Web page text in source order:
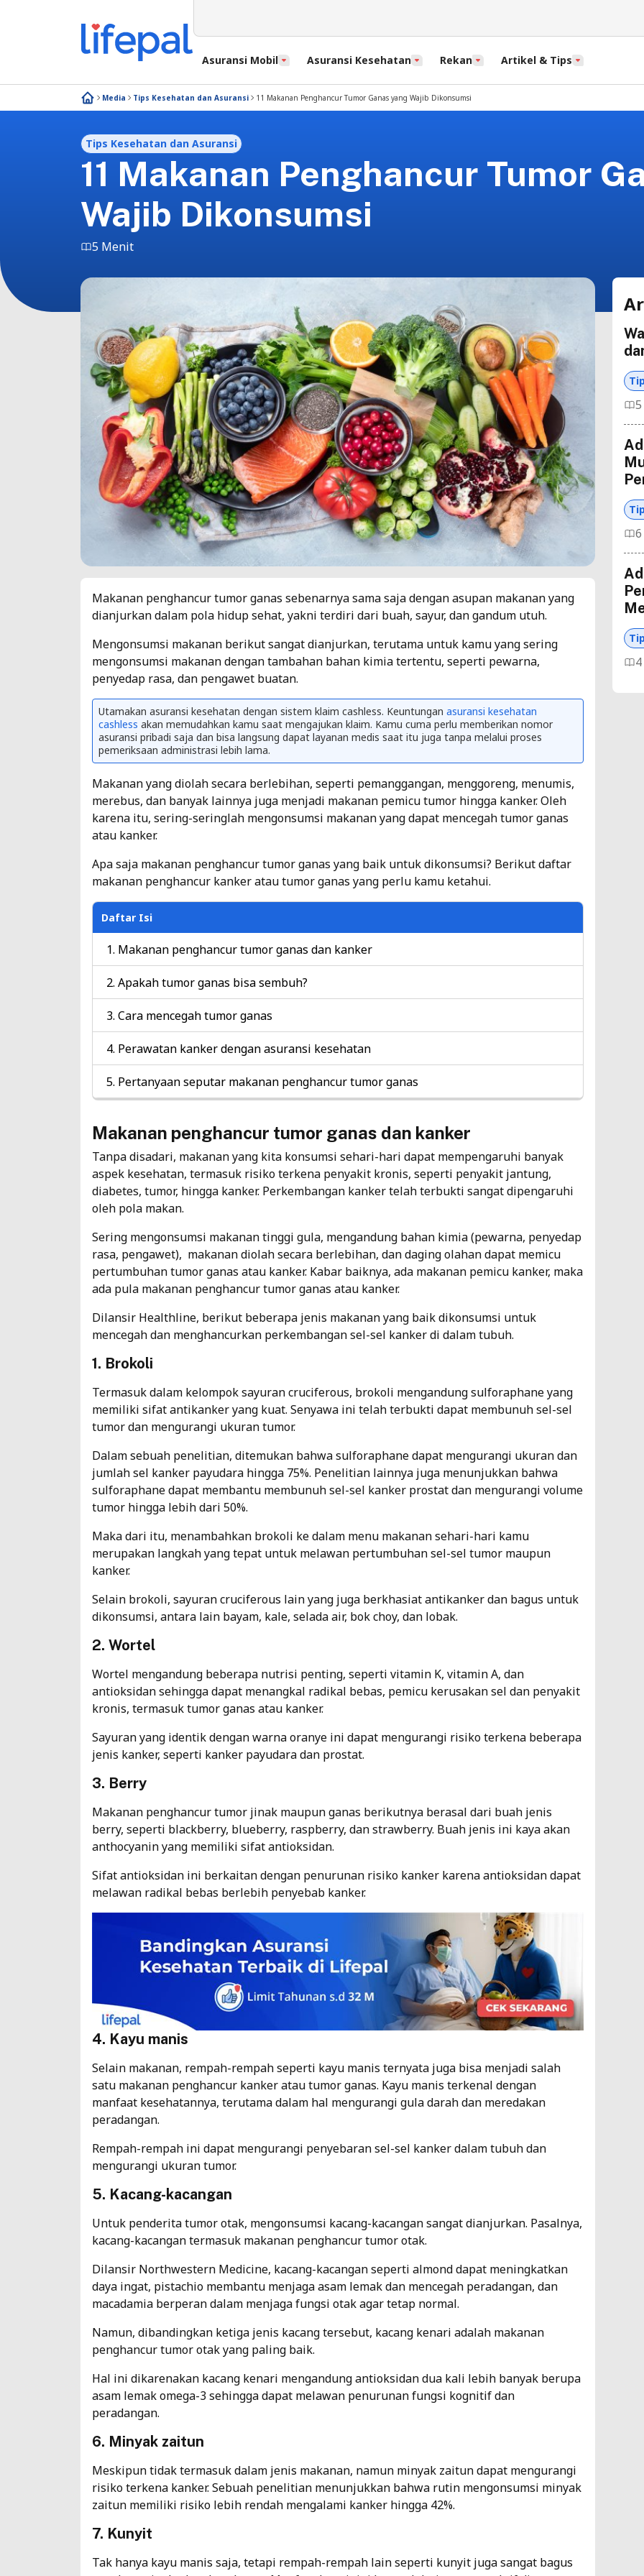
Asuransi Mobil Asuransi Kesehatan Rekan Artikel & Tips
Media Tips Kesehatan dan Asuransi 11 Makanan Penghancur Tumor Ganas yang Wajib Dikonsumsi
Tips Kesehatan dan Asuransi
11 Makanan Penghancur Tumor
Wajib Dikonsumsi
5 Menit
Makanan penghancur tumor ganas sebenarnya sama saja dengan asupan makanan yang
dianjurkan dalam pola hidup sehat, yakni terdiri dari buah, sayur, dan gandum utuh.
Mengonsumsi makanan berikut sangat dianjurkan, terutama untuk kamu yang sering
mengonsumsi makanan dengan tambahan bahan kimia tertentu, seperti pewarna,
penyedap rasa, dan pengawet buatan.
Utamakan asuransi kesehatan dengan sistem klaim cashless. Keuntungan asuransi kesehatan
cashless akan memudahkan kamu saat mengajukan klaim. Kamu cuma perlu memberikan nomor
asuransi pribadi saja dan bisa langsung dapat layanan medis saat itu juga tanpa melalui proses
pemeriksaan administrasi lebih lama.
Makanan yang diolah secara berlebihan, seperti pemanggangan, menggoreng, menumis,
merebus, dan banyak lainnya juga menjadi makanan pemicu tumor hingga kanker. Oleh
karena itu, sering-seringlah mengonsumsi makanan yang dapat mencegah tumor ganas
atau kanker.
Apa saja makanan penghancur tumor ganas yang baik untuk dikonsumsi? Berikut daftar
makanan penghancur kanker atau tumor ganas yang perlu kamu ketahui.
Daftar Isi
Makanan penghancur tumor ganas dan kanker
Apakah tumor ganas bisa sembuh?
Cara mencegah tumor ganas
Perawatan kanker dengan asuransi kesehatan
Pertanyaan seputar makanan penghancur tumor ganas
Makanan penghancur tumor ganas dan kanker
Tanpa disadari, makanan yang kita konsumsi sehari-hari dapat mempengaruhi banyak
aspek kesehatan, termasuk risiko terkena penyakit kronis, seperti penyakit jantung,
diabetes, tumor, hingga kanker. Perkembangan kanker telah terbukti sangat dipengaruhi
oleh pola makan.
Sering mengonsumsi makanan tinggi gula, mengandung bahan kimia (pewarna, penyedap
rasa, pengawet), makanan diolah secara berlebihan, dan daging olahan dapat memicu
pertumbuhan tumor ganas atau kanker. Kabar baiknya, ada makanan pemicu kanker, maka
ada pula makanan penghancur tumor ganas atau kanker.
Dilansir Healthline, berikut beberapa jenis makanan yang baik dikonsumsi untuk
mencegah dan menghancurkan perkembangan sel-sel kanker di dalam tubuh.
1. Brokoli
Termasuk dalam kelompok sayuran cruciferous, brokoli mengandung sulforaphane yang
memiliki sifat antikanker yang kuat. Senyawa ini telah terbukti dapat membunuh sel-sel
tumor dan mengurangi ukuran tumor.
Dalam sebuah penelitian, ditemukan bahwa sulforaphane dapat mengurangi ukuran dan
jumlah sel kanker payudara hingga 75%. Penelitian lainnya juga menunjukkan bahwa
sulforaphane dapat membantu membunuh sel-sel kanker prostat dan mengurangi volume
tumor hingga lebih dari 50%.
Maka dari itu, menambahkan brokoli ke dalam menu makanan sehari-hari kamu
merupakan langkah yang tepat untuk melawan pertumbuhan sel-sel tumor maupun
kanker.
Selain brokoli, sayuran cruciferous lain yang juga berkhasiat antikanker dan bagus untuk
dikonsumsi, antara lain bayam, kale, selada air, bok choy, dan lobak.
2. Wortel
Wortel mengandung beberapa nutrisi penting, seperti vitamin K, vitamin A, dan
antioksidan sehingga dapat menangkal radikal bebas, pemicu kerusakan sel dan penyakit
kronis, termasuk tumor ganas atau kanker.
Sayuran yang identik dengan warna oranye ini dapat mengurangi risiko terkena beberapa
jenis kanker, seperti kanker payudara dan prostat.
3. Berry
Makanan penghancur tumor jinak maupun ganas berikutnya berasal dari buah jenis
berry, seperti blackberry, blueberry, raspberry, dan strawberry. Buah jenis ini kaya akan
anthocyanin yang memiliki sifat antioksidan.
Sifat antioksidan ini berkaitan dengan penurunan risiko kanker karena antioksidan dapat
melawan radikal bebas berlebih penyebab kanker.
4. Kayu manis
Selain makanan, rempah-rempah seperti kayu manis ternyata juga bisa menjadi salah
satu makanan penghancur kanker atau tumor ganas. Kayu manis terkenal dengan
manfaat kesehatannya, terutama dalam hal mengurangi gula darah dan meredakan
peradangan.
Rempah-rempah ini dapat mengurangi penyebaran sel-sel kanker dalam tubuh dan
mengurangi ukuran tumor.
5. Kacang-kacangan
Untuk penderita tumor otak, mengonsumsi kacang-kacangan sangat dianjurkan. Pasalnya,
kacang-kacangan termasuk makanan penghancur tumor otak.
Dilansir Northwestern Medicine, kacang-kacangan seperti almond dapat meningkatkan
daya ingat, pistachio membantu menjaga asam lemak dan mencegah peradangan, dan
macadamia berperan dalam menjaga fungsi otak agar tetap normal.
Namun, dibandingkan ketiga jenis kacang tersebut, kacang kenari adalah makanan
penghancur tumor otak yang paling baik.
Hal ini dikarenakan kacang kenari mengandung antioksidan dua kali lebih banyak berupa
asam lemak omega-3 sehingga dapat melawan penurunan fungsi kognitif dan
peradangan.
6. Minyak zaitun
Meskipun tidak termasuk dalam jenis makanan, namun minyak zaitun dapat mengurangi
risiko terkena kanker. Sebuah penelitian menunjukkan bahwa rutin mengonsumsi minyak
zaitun memiliki risiko lebih rendah mengalami kanker hingga 42%.
7. Kunyit
Tak hanya kayu manis saja, tetapi rempah-rempah lain seperti kunyit juga sangat bagus